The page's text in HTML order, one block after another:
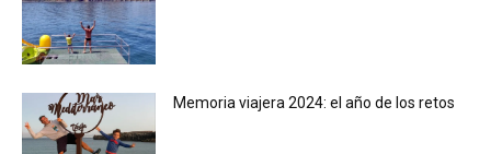
Memoria viajera 2024: el año de los retos